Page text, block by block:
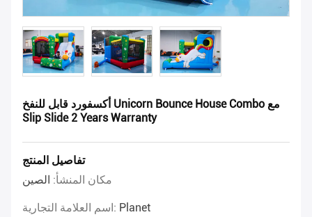
أكسفورد قابل للنفخ Unicorn Bounce House Combo مع
Slip Slide 2 Years Warranty
تفاصيل المنتج
مكان المنشأ: الصين
اسم العلامة التجارية: Planet